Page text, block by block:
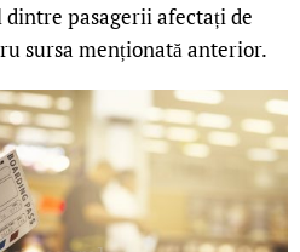
pasagerii afectați de
sursa menționată anterior.